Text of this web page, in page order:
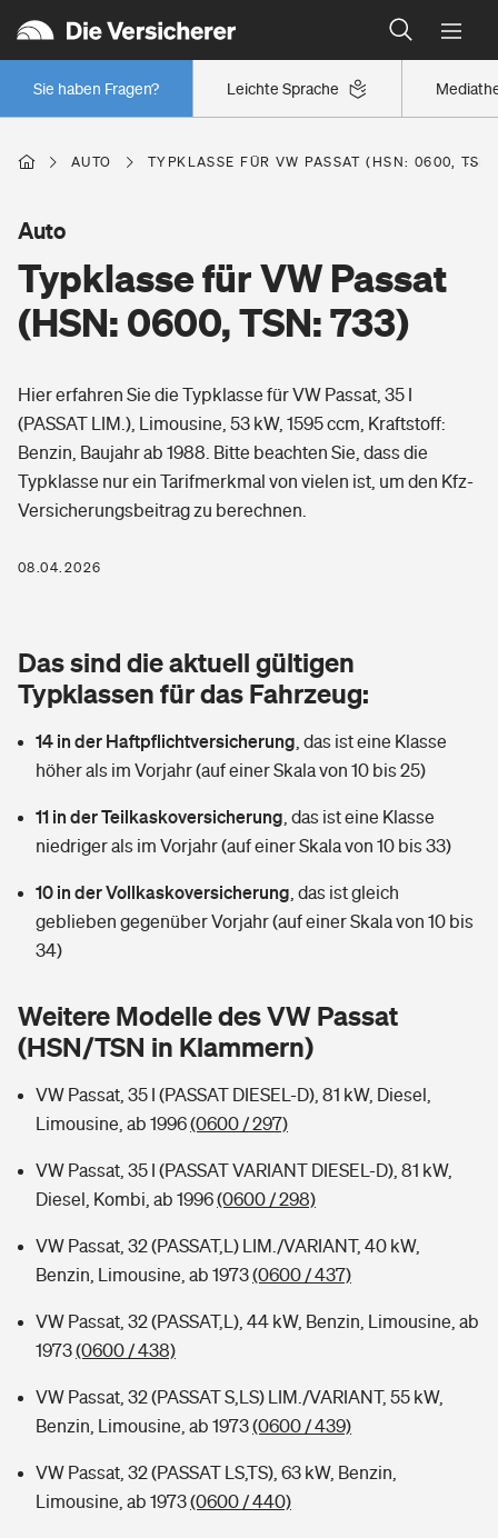
Leichte Sprache
Sie haben Fragen?
Wer versichert was: Jetzt Versicherer finden
Regionalklassen: So ist Ihre Region eingestuft
Wer versichert was: Jetzt Versicherer finden
Berufsunfähigkeitsversicherung
Erwerbsunfähigkeitsversicherung
Grundfähigkeitsversicherung
Arbeitsrechtsschutz
Berufshaftpflichtversicherung
Zur Übersicht
Tools
Wer versichert was: Jetzt Versicherer finden
Sie haben Fragen?
Wohnen
Elementarversicherung
Glasversicherung
Mietkautionsversicherung
Restkreditversicherung
Zur Übersicht
Hochwasser-Check: Wie gefährdet ist Ihr Haus?
Wer versichert was: Jetzt Versicherer finden
Sie haben Fragen?
Freizeit
Pri­vate Haft­pflicht­
Kinderunfall­ver­si­che­rung
Kinderinvalidität
Reiseversicherung
Pferdehalter-Haftpflicht
Private Cyberversicherung
Musikinstrumentenversicherung
Zur Übersicht
Tools
Kinderunfall-Check: Mehr Sicherheit für deine Kids
Sie haben Fragen?
Gesundheit
Private Krankenversicherung
Dread-Disease-Versicherung
Tierkrankenversicherung
Wer versichert was: Jetzt Versicherer finden
Sie haben Fragen?
Rentenrechner: Wie viel Geld bekomme ich im Alter?
AUTO TYPKLASSE FÜR VW PASSAT (HSN: 0600,
Typklasse für VW Passat
(HSN: 0600, TSN: 733)
Auto
Hier erfahren Sie die Typklasse für VW Passat, 35 I
(PASSAT LIM.), Limousine, 53 kW, 1595 ccm, Kraftstoff:
Benzin, Baujahr ab 1988. Bitte beachten Sie, dass die
Typklasse nur ein Tarifmerkmal von vielen ist, um den Kfz-
Versicherungsbeitrag zu berechnen.
08.04.2026
Das sind die aktuell gültigen
Typklassen für das Fahrzeug:
14 in der Haftpflichtversicherung das ist eine Klasse
höher als im Vorjahr (auf einer Skala von 10 bis 25)
11 in der Teilkaskoversicherung das ist eine Klasse
niedriger als im Vorjahr (auf einer Skala von 10 bis 33)
10 in der Vollkaskoversicherung das ist gleich
geblieben gegenüber Vorjahr (auf einer Skala von 10 bis
34)
Weitere Modelle des VW Passat
(HSN/TSN in Klammern)
VW Passat, 35 I (PASSAT DIESEL-D), 81 kW, Diesel,
Limousine, ab 1996(0600 / 297)
VW Passat, 35 I (PASSAT VARIANT DIESEL-D), 81 kW,
Diesel, Kombi, ab 1996(0600 / 298)
VW Passat, 32 (PASSAT,L) LIM./VARIANT, 40 kW,
Benzin, Limousine, ab 1973(0600 / 437)
VW Passat, 32 (PASSAT,L), 44 kW, Benzin, Limousine, ab
1973(0600 / 438)
VW Passat, 32 (PASSAT S,LS) LIM./VARIANT, 55 kW,
Benzin, Limousine, ab 1973(0600 / 439)
VW Passat, 32 (PASSAT LS,TS), 63 kW, Benzin,
Limousine, ab 1973(0600 / 440)